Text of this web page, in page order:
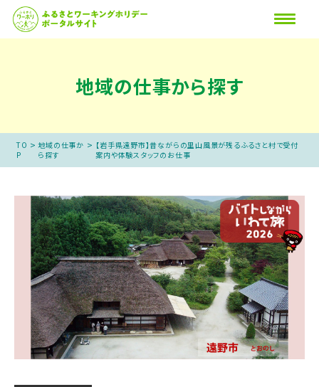
地域の仕事から探す
TO
P
> 地域の仕事か
ら探す
> 【岩手県遠野市】昔ながらの里山風景が残るふるさと村で受付
案内や体験スタッフのお仕事